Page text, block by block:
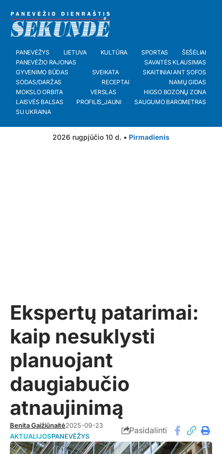
PANEVĖŽYS LIETUVA KULTŪRA SPORTAS
ŠEŠĖLIAI
PANEVĖŽIO RAJONAS
SAVAITĖS KLAUSIMAS
GYVENIMO BŪDAS
SVEIKATA
SKAITINIAI ANT SOFOS
SODAS/DARŽAS
RECEPTAI
NAMŲ GIDAS
MOKSLO ORBITA
VERSLAS
HIGSO BOZONŲ ZONA
LAISVĖS BALSAS
PROFILIS_JAUNI
SAUGUMO BAROMETRAS
SU UKRAINA
2026 rugpjūčio 10 d. • Pirmadienis
Ekspertų patarimai:
kaip nesuklysti
planuojant
daugiabučio
atnaujinimą
Benita Gaižiūnaitė2025-09-23
AKTUALIJOSPANEVĖŽYS
Pasidalinti